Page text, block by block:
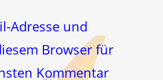
Adresse und
Browser für
Kommentar